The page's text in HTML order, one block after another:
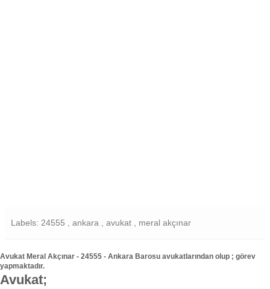
Labels: 24555 , ankara , avukat , meral akçınar
Avukat Meral Akçınar - 24555 - Ankara Barosu avukatlarından olup ; görev
yapmaktadır.
Avukat;